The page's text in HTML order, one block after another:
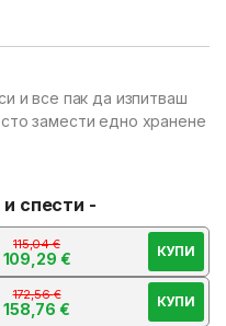
и все пак да изпитваш
замести едно хранене
спести -
115,04€
109,29 € КУПИ
172,56€
158,76€ КУПИ